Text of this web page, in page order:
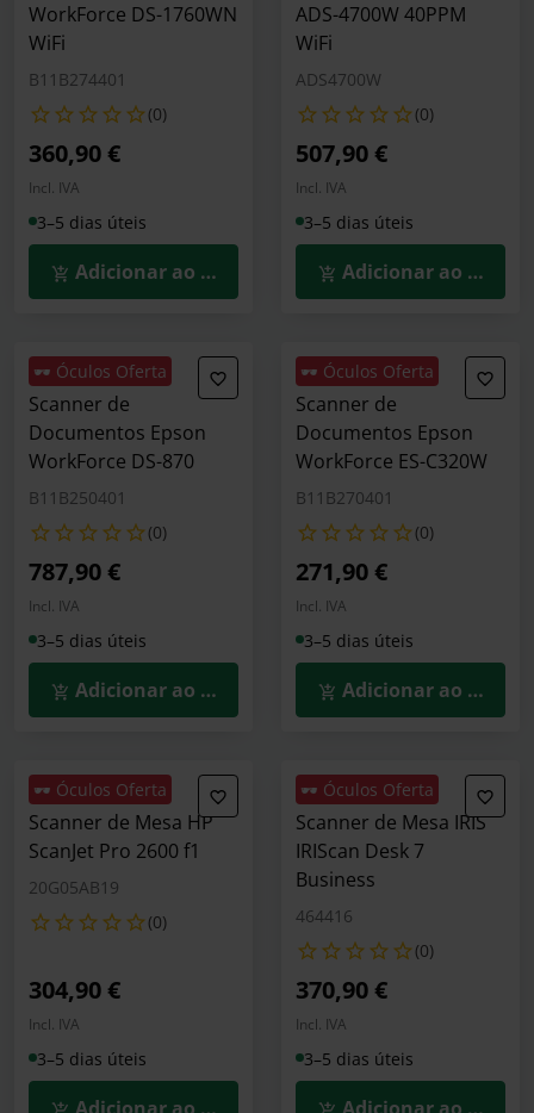
WorkForce DS-1760WN
WiFi
B11B274401
(0)
360,90 €
Incl. IVA
3–5 dias úteis
Adicionar ao Carrinho
ADS-4700W 40PPM
WiFi
ADS4700W
(0)
507,90 €
Incl. IVA
3–5 dias úteis
Adicionar ao
🕶️ Óculos Oferta
Scanner de
Documentos Epson
WorkForce DS-870
B11B250401
(0)
787,90 €
Incl. IVA
3–5 dias úteis
Adicionar ao Carrinho
🕶️ Óculos Oferta
Scanner de
Documentos Epson
WorkForce ES-C320W
B11B270401
(0)
271,90 €
Incl. IVA
3–5 dias úteis
Adicionar ao
🕶️ Óculos Oferta
Scanner de Mesa HP
ScanJet Pro 2600 f1
20G05AB19
(0)
304,90 €
Incl. IVA
3–5 dias úteis
🕶️ Óculos Oferta
Scanner de Mesa IRIS
IRIScan Desk 7
Business
464416
(0)
370,90 €
Incl. IVA
3–5 dias úteis